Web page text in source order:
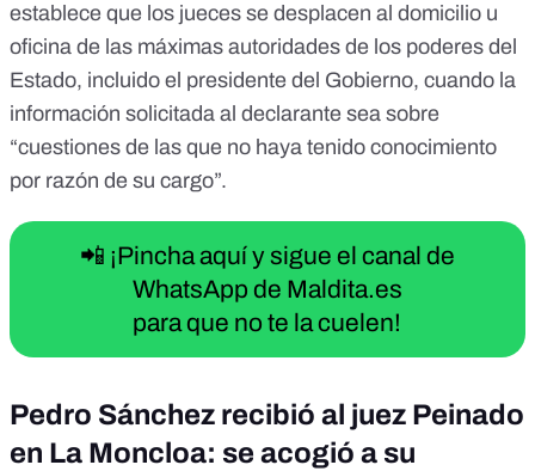
establece que los jueces se desplacen al domicilio u
oficina de las máximas autoridades de los poderes del
Estado, incluido el presidente del Gobierno, cuando la
información solicitada al declarante sea sobre
“cuestiones de las que no haya tenido conocimiento
por razón de su cargo”.
📲 ¡Pincha aquí y sigue el canal de
WhatsApp de Maldita.es
para que no te la cuelen!
Pedro Sánchez recibió al juez Peinado
en La Moncloa: se acogió a su